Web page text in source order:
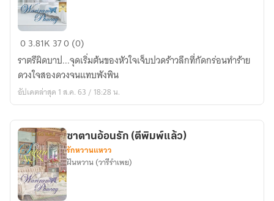
บ่วง
เสเพล
03.81K 370 (0)
ราตรีผิดบาป...จุดเริ่มต้นของหัวใจเจ็บปวดร้าวลึกที่กัดกร่อนทำร้าย
ดวงใจสองดวงจนแทบพังพิน
อัปเดตล่าสุด 1 ส.ค. 63 / 18:28 น.
ซาตานอ้อนรัก (ตีพิมพ์แล้ว)
รักหวานแหวว
ฝันหวาน (วารีรำเพย)